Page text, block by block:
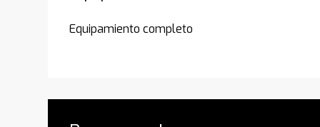
Equipamiento completo